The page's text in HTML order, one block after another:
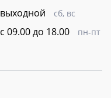
выходной сб, вс
с 09.00 до 18.00 пн-пт